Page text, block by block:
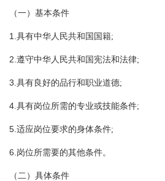
（一）基本条件
1. 具有中华人民共和国国籍;
2. 遵守中华人民共和国宪法和法律;
3. 具有良好的品行和职业道德;
4. 具有岗位所需的专业或技能条件;
5. 适应岗位要求的身体条件;
6. 岗位所需要的其他条件。
（二）具体条件